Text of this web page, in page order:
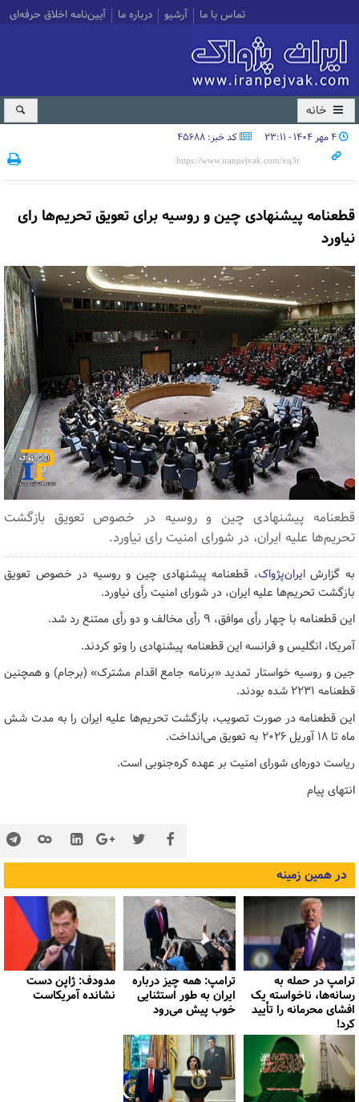
تماس با ما آرشیو درباره ما آیین‌نامه اخلاق حرفه‌ای
خانه
۴ مهر ۱۴۰۴ - ۲۳:۱۱ کد خبر: 45688
قطعنامه پیشنهادی چین و روسیه برای تعویق تحریم‌ها رای
نیاورد
قطعنامه پیشنهادی چین و روسیه در خصوص تعویق بازگشت
تحریم‌ها علیه ایران، در شورای امنیت رای نیاورد.
به گزارشایران‌پژواک، قطعنامه پیشنهادی چین و روسیه در خصوص تعویق
بازگشت تحریم‌ها علیه ایران، در شورای امنیت رأی نیاورد.
این قطعنامه با چهار رأی موافق، ۹ رأی مخالف و دو رأی ممتنع رد شد.
آمریکا، انگلیس و فرانسه این قطعنامه پیشنهادی را وتو کردند.
جین و روسیه خواستار تمدید «برنامه جامع اقدام مشترک» (برجام) و همچنین
قطعنامه ۲۲۳۱ شده بودند.
این قطعنامه در صورت تصویب، بازگشت تحریم‌ها علیه ایران را به مدت شش
ماه تا ۱۸ آوریل ۲۰۲۶ به تعویق می‌انداخت.
ریاست دوره‌ای شورای امنیت بر عهده کره‌جنوبی است.
انتهای پیام
در همین زمینه
ترامپ در حمله‌ به
رسانه‌ها، ناخواسته یک
افشای محرمانه را تأیید
کرد!
ترامپ: همه چیز درباره
ایران به طور استثنایی
خوب پیش می‌رود
مدودف: ژاپن دست
نشانده آمریکاست